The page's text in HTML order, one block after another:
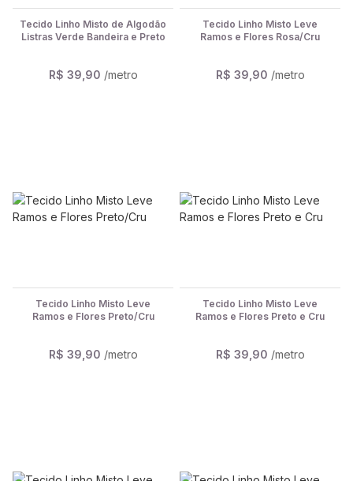
Tecido Linho Misto de Algodão
Listras Verde Bandeira e Preto
R$ 39,90 /metro
Tecido Linho Misto Leve
Ramos e Flores Rosa/Cru
R$ 39,90 /metro
Tecido Linho Misto Leve
Ramos e Flores Preto/Cru
R$ 39,90 /metro
Tecido Linho Misto Leve
Ramos e Flores Preto e Cru
R$ 39,90 /metro